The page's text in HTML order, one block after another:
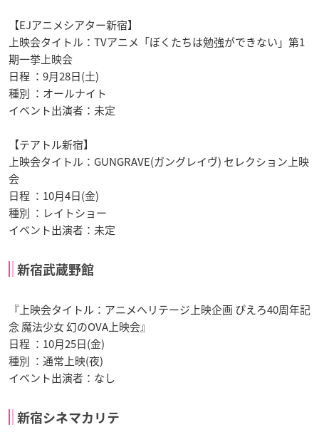
【EJアニメシアター新宿】
上映会タイトル：TVアニメ「ぼくたちは勉強ができない」第1
期一挙上映会
日程 ：9月28日(土)
種別 ：オールナイト
イベント出演者：未定
【テアトル新宿】
上映会タイトル：GUNGRAVE(ガングレイヴ) セレクション上映
会
日程 ：10月4日(金)
種別 ：レイトショー
イベント出演者：未定
新宿武蔵野館
『上映会タイトル：アニメヘリテージ上映企画 ぴえろ40周年記
念 魔法少女 幻のOVA上映会』
日程 ：10月25日(金)
種別 ：通常上映(夜)
イベント出演者：なし
新宿シネマカリテ